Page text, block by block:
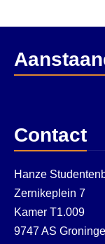
Contact
Hanze
Zernikeplein 7
Kamer T1.009
9747 AS